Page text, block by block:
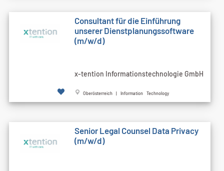
Consultant für die Einführung
unserer Dienstplanungssoftware
(m/w/d)
x-tention Informationstechnologie GmbH
Oberösterreich | Information Technology
Senior Legal Counsel Data Privacy
(m/w/d)